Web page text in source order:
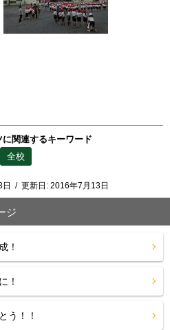
関連するキーワード
全校
/ 更新日: 2016年7月13日
ジ
！
！
う！！